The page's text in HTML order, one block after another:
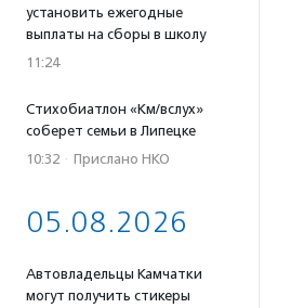
установить ежегодные
выплаты на сборы в школу
11:24
Стихобиатлон «Км/вслух»
соберет семьи в Липецке
10:32 · Прислано НКО
05.08.2026
Автовладельцы Камчатки
могут получить стикеры